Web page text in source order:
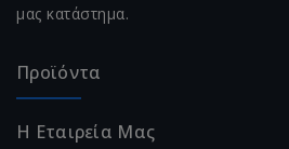
μας κατάστημα.
Προϊόντα
Η Εταιρεία Μας